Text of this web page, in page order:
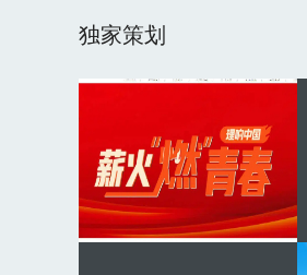
独家策划